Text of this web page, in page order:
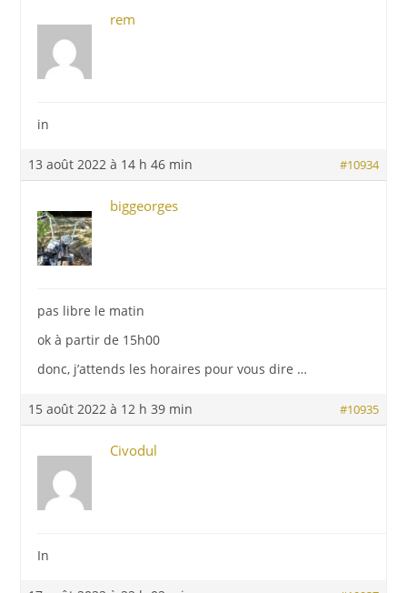
rem
in
13 août 2022 à 14 h 46 min #10934
biggeorges
pas libre le matin
ok à partir de 15h00
donc, j’attends les horaires pour vous dire …
15 août 2022 à 12 h 39 min #10935
Civodul
In